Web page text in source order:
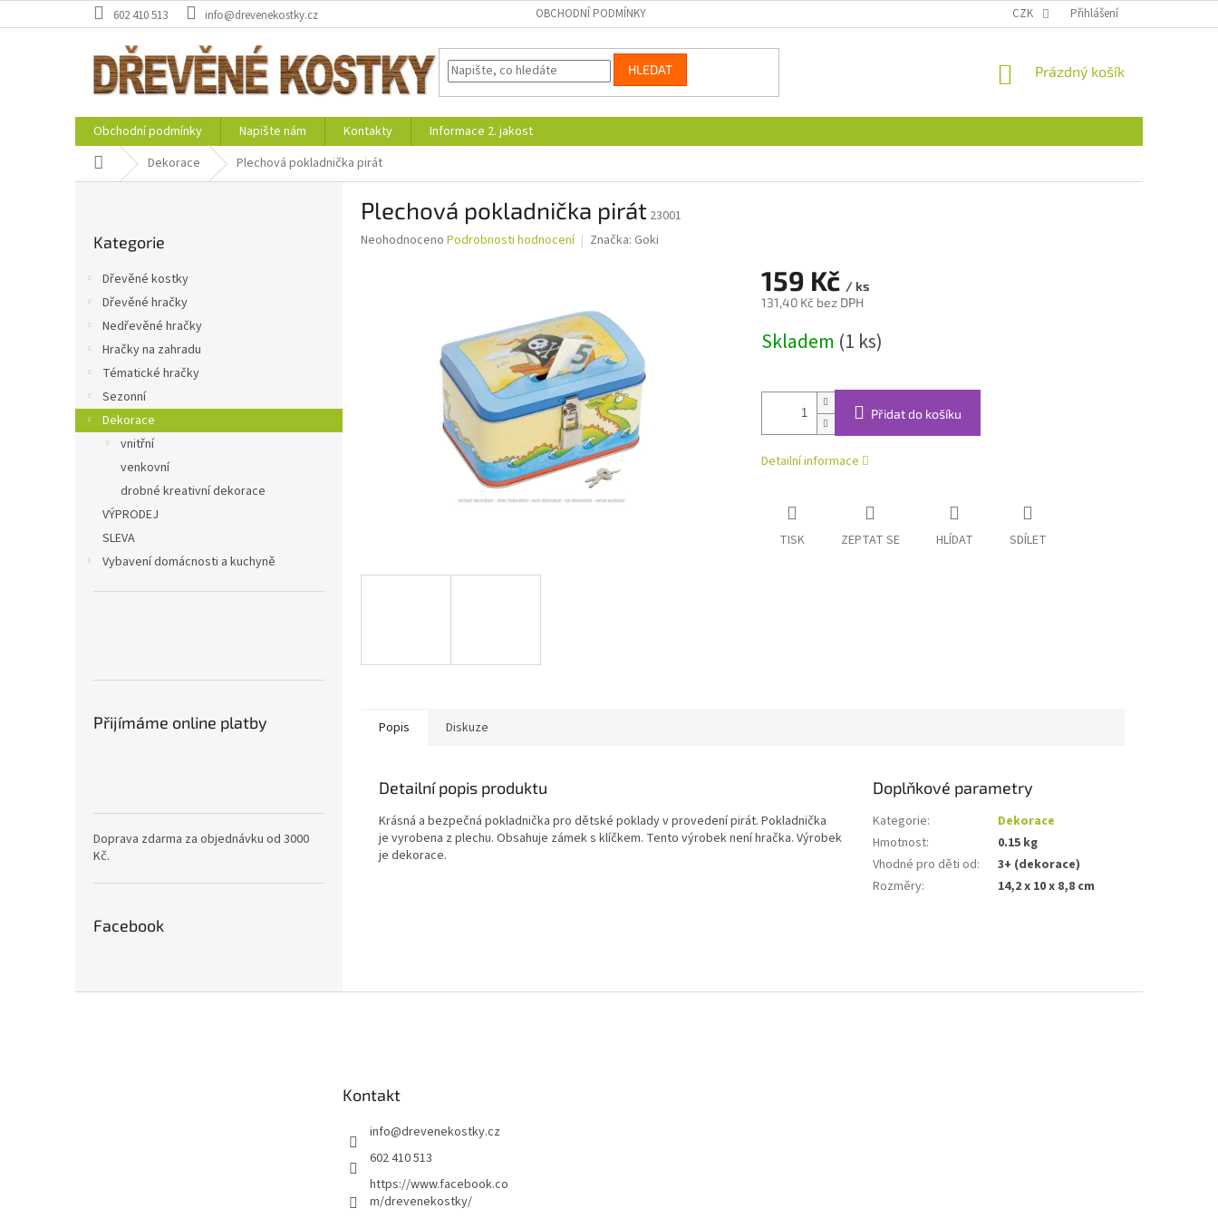
na
602 410 513 info@drevenekostky.cz OBCHODNÍ PODMÍNKY CZK Přihlášení
HLEDAT
NÁKUPNÍ
Prázdný košík
Obchodní podmínky Napište nám Kontakty
Informace 2. jakost
Domů Dekorace Plechová pokladnička pirát
n
e
kategorie
Kategorie
Dřevěné kostky
Dřevěné hračky
Nedřevěné hračky
Hračky na zahradu
Tématické hračky
Sezonní
Dekorace
vnitřní
venkovní
drobné kreativní dekorace
VÝPRODEJ
SLEVA
Vybavení domácnosti a kuchyně
Přijímáme online platby
Doprava zdarma za objednávku od 3000
Kč.
Facebook
Plechová pokladnička pirát 23001
Průměrné
Neohodnoceno Podrobnosti hodnocení Značka: Goki
159 Kč / ks
131,40 Kč bez DPH
cena:
Skladem (1 ks)
Přidat do košíku
Detailní informace
TISK ZEPTAT SE HLÍDAT SDÍLET
Popis Diskuze
Detailní popis produktu
Krásná a bezpečná pokladnička pro dětské poklady v provedení pirát. Pokladnička
je vyrobena z plechu. Obsahuje zámek s klíčkem. Tento výrobek není hračka. Výrobek
je dekorace.
Doplňkové parametry
Kategorie:
Dekorace
Hmotnost:
0.15 kg
Vhodné pro děti od:
3+ (dekorace)
Rozměry: 14,2 x 10 x 8,8 cm
Kontakt
info@drevenekostky.cz
602 410 513
https://www.facebook.co
m/drevenekostky/